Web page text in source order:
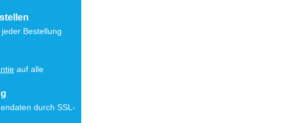
Bestellung
auf alle
durch SSL-